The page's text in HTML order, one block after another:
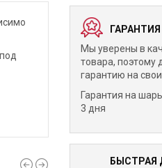
Мы уверены в
товара, поэтому
гарантию на
Гарантия на
3 дня
БЫСТРАЯ